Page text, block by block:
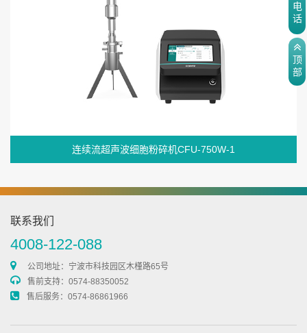
连续流超声波细胞粉碎机CFU-750W-1
联系我们
4008-122-088
公司地址：宁波市科技园区木槿路65号
售前支持：0574-88350052
售后服务：0574-86861966
电
话
顶
部